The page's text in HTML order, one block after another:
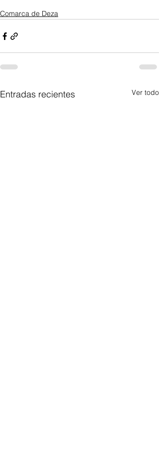
Comarca de Deza
Entradas recientes Ver todo